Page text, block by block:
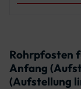
Rohrpfosten
Anfang
(Aufstellung